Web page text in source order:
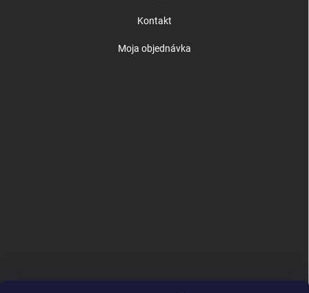
Kontakt
Moja objednávka